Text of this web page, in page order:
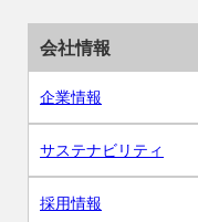
会社情報
企業情報
サステナビリティ
採用情報